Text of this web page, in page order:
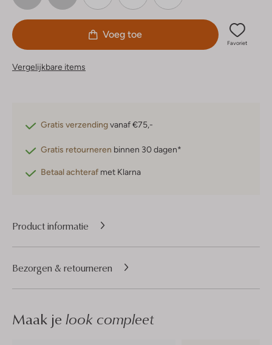
Voeg toe
Favoriet
Vergelijkbare items
Gratis verzendingvanaf €75,-
Gratis retourneren binnen 30 dagen*
Betaal achteraf met Klarna
Product informatie
Bezorgen & retourneren
Maak je look compleet